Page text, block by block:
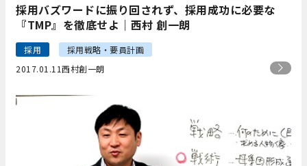
採用バズワードに振り回されず、採用成功に必要な
『TMP』を徹底せよ｜西村 創一朗
採用
採用戦略・要員計画
2017.01.11西村創一朗